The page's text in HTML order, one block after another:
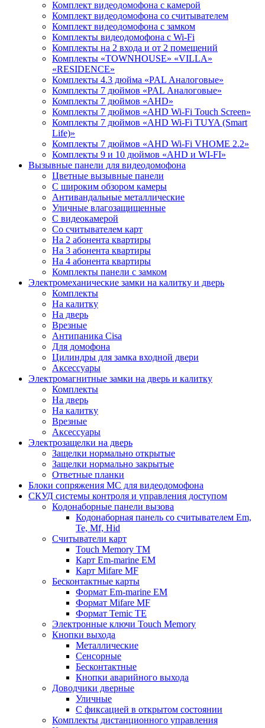
Комплект видеодомофона с камерой
Комплект видеодомофона со считывателем
Комплект видеодомофона c замком
Комплекты видеодомофона с Wi-Fi
Комплекты на 2 входа и от 2 помещений
Комплекты «TOWNHOUSE» «VILLA»
«RESIDENCE»
Комплекты 4.3 дюйма «PAL Аналоговые»
Комплекты 7 дюймов «PAL Аналоговые»
Комплекты 7 дюймов «AHD»
Комплекты 7 дюймов «AHD Wi-Fi Touch Screen»
Комплекты 7 дюймов «AHD Wi-Fi TUYA (Smart
Life)»
Комплекты 7 дюймов «AHD Wi-Fi VHOME 2.2»
Комплекты 9 и 10 дюймов «AHD и WI-FI»
Вызывные панели для видеодомофона
Цветные вызывные панели
С широким обзором камеры
Антивандальные металлические
Уличные влагозащищенные
С видеокамерой
Со считывателем карт
На 2 абонента квартиры
На 3 абонента квартиры
На 4 абонента квартиры
Комплекты панели с замком
Электромеханические замки на калитку и дверь
Комплекты
На калитку
На дверь
Врезные
Антипаника Cisa
Для домофона
Цилиндры для замка входной двери
Аксессуары
Электромагнитные замки на дверь и калитку
Комплекты
На дверь
На калитку
Врезные
Аксессуары
Электрозащелки на дверь
Защелки нормально открытые
Защелки нормально закрытые
Ответные планки
Блоки сопряжения МС для видеодомофона
СКУД системы контроля и управления доступом
Кодонаборные панели вызова
Кодонаборная панель со считывателем Em,
Te, Mf, Hid
Считыватели карт
Touch Memory TM
Карт Em-marine EM
Карт Mifare MF
Бесконтактные карты
Формат Em-marine EM
Формат Mifare MF
Формат Temic TE
Электронные ключи Touch Memory
Кнопки выхода
Металлические
Сенсорные
Бесконтактные
Кнопки аварийного выхода
Доводчики дверные
Уличные
С фиксацией в открытом состоянии
Комплекты дистанционного управления